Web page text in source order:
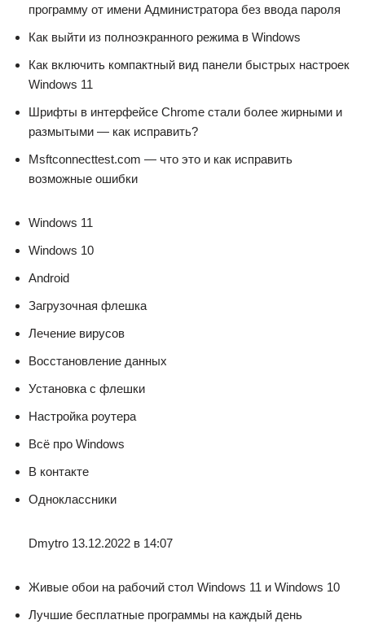
программу от имени Администратора без ввода пароля
Как выйти из полноэкранного режима в Windows
Как включить компактный вид панели быстрых настроек
Windows 11
Шрифты в интерфейсе Chrome стали более жирными и
размытыми — как исправить?
Msftconnecttest.com — что это и как исправить
возможные ошибки
Windows 11
Windows 10
Android
Загрузочная флешка
Лечение вирусов
Восстановление данных
Установка с флешки
Настройка роутера
Всё про Windows
В контакте
Одноклассники
Dmytro 13.12.2022 в 14:07
Живые обои на рабочий стол Windows 11 и Windows 10
Лучшие бесплатные программы на каждый день